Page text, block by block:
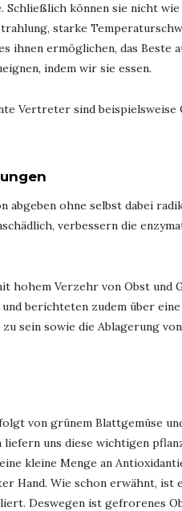
Schließlich können sie nicht
starke
ihnen ermöglichen, das Beste
indem wir sie essen.
Vertreter sind beispielsweise
abgeben ohne selbst dabei
verbessern die
hohem Verzehr von Obst und
berichteten zudem über
sein sowie die Ablagerung
von grünem Blattgemüse
liefern uns diese wichtigen
kleine Menge an
Hand. Wie schon erwähnt, ist
Deswegen ist gefrorenes